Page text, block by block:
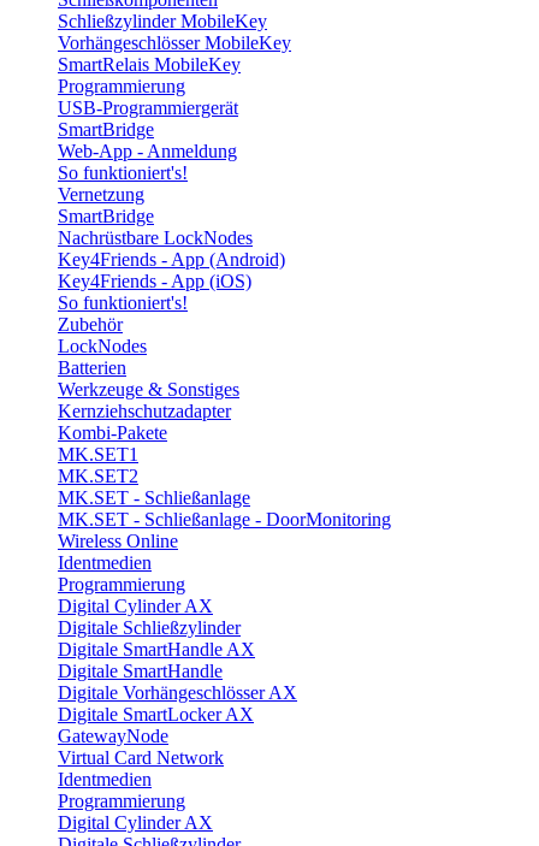
Schließzylinder MobileKey
Vorhängeschlösser MobileKey
SmartRelais MobileKey
Programmierung
USB-Programmiergerät
SmartBridge
Web-App - Anmeldung
So funktioniert's!
Vernetzung
SmartBridge
Nachrüstbare LockNodes
Key4Friends - App (Android)
Key4Friends - App (iOS)
So funktioniert's!
Zubehör
LockNodes
Batterien
Werkzeuge & Sonstiges
Kernziehschutzadapter
Kombi-Pakete
MK.SET1
MK.SET2
MK.SET - Schließanlage
MK.SET - Schließanlage - DoorMonitoring
Wireless Online
Identmedien
Programmierung
Digital Cylinder AX
Digitale Schließzylinder
Digitale SmartHandle AX
Digitale SmartHandle
Digitale Vorhängeschlösser AX
Digitale SmartLocker AX
GatewayNode
Virtual Card Network
Identmedien
Programmierung
Digital Cylinder AX